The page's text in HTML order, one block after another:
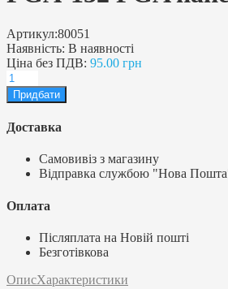
Артикул:80051
Наявність: В наявності
Ціна без ПДВ: 95.00 грн
Доставка
Самовивіз з магазину
Відправка службою "Нова
Оплата
Післяплата на Новій пошті
Безготівкова
ОписХарактеристики